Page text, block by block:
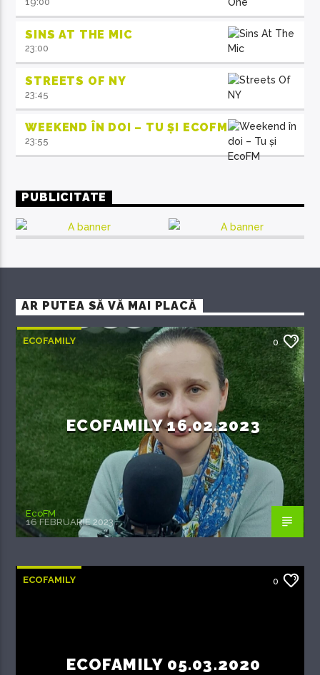
SINS AT THE MIC
23:00
STREETS OF NY
23:45
WEEKEND ÎN DOI – TU ȘI ECOFM
23:55
PUBLICITATE
AR PUTEA SĂ VĂ MAI PLACĂ
ECOFAMILY 0
ECOFAMILY 16.02.2023
EcoFM
16 FEBRUARIE 2023
ECOFAMILY 0
ECOFAMILY 05.03.2020